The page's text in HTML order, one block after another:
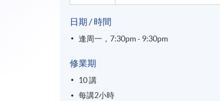
日期 / 時間
逢周一，7:30pm - 9:30pm
修業期
10 講
每講2小時